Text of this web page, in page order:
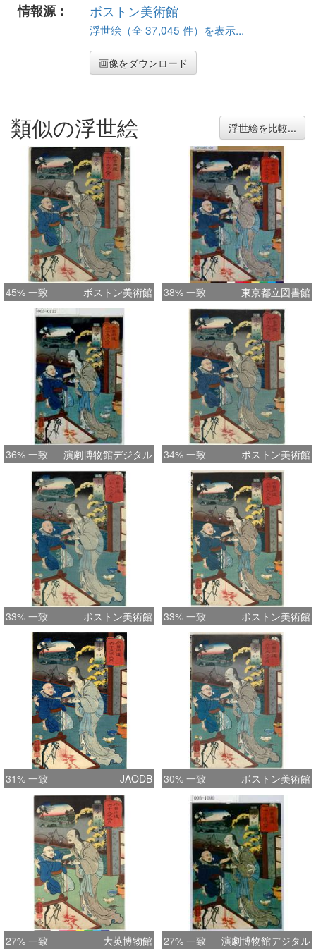
情報源：
ボストン美術館
浮世絵（全 37,045 件）を表示...
画像をダウンロード
類似の浮世絵 浮世絵を比較...
45% 一致 ボストン美術館 38% 一致 東京都立図書館
36% 一致 演劇博物館デジタル 34% 一致 ボストン美術館
33% 一致 ボストン美術館 33% 一致 ボストン美術館
31% 一致 JAODB 30% 一致 ボストン美術館
27% 一致 大英博物館 27% 一致 演劇博物館デジタル